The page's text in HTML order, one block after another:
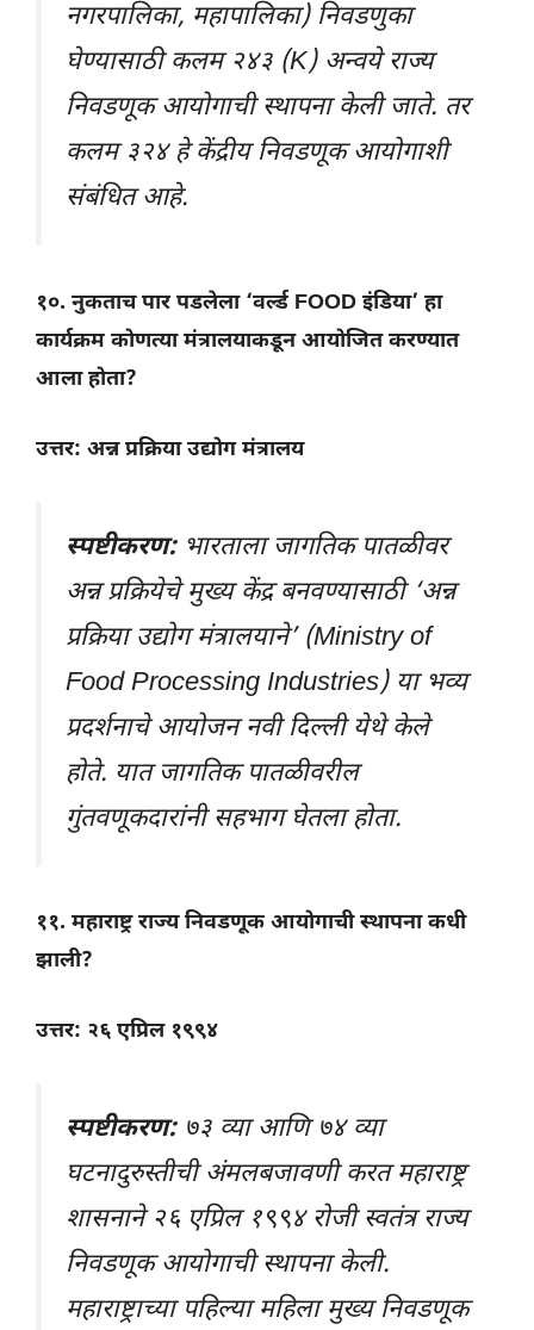
नगरपालिका, महापालिका) निवडणुका
घेण्यासाठी कलम २४३ (K) अन्वये राज्य
निवडणूक आयोगाची स्थापना केली जाते. तर
कलम ३२४ हे केंद्रीय निवडणूक आयोगाशी
संबंधित आहे.
१०. नुकताच पार पडलेला ‘वर्ल्ड FOOD इंडिया’ हा
कार्यक्रम कोणत्या मंत्रालयाकडून आयोजित करण्यात
आला होता?
उत्तर: अन्न प्रक्रिया उद्योग मंत्रालय
स्पष्टीकरण:भारताला जागतिक पातळीवर
अन्न प्रक्रियेचे मुख्य केंद्र बनवण्यासाठी ‘अन्न
प्रक्रिया उद्योग मंत्रालयाने’ (Ministry of
Food Processing Industries) या भव्य
प्रदर्शनाचे आयोजन नवी दिल्ली येथे केले
होते. यात जागतिक पातळीवरील
गुंतवणूकदारांनी सहभाग घेतला होता.
११. महाराष्ट्र राज्य निवडणूक आयोगाची स्थापना कधी
झाली?
उत्तर: २६ एप्रिल १९९४
स्पष्टीकरण:७३ व्या आणि ७४ व्या
घटनादुरुस्तीची अंमलबजावणी करत महाराष्ट्र
शासनाने २६ एप्रिल १९९४ रोजी स्वतंत्र राज्य
निवडणूक आयोगाची स्थापना केली.
महाराष्ट्राच्या पहिल्या महिला मुख्य निवडणूक